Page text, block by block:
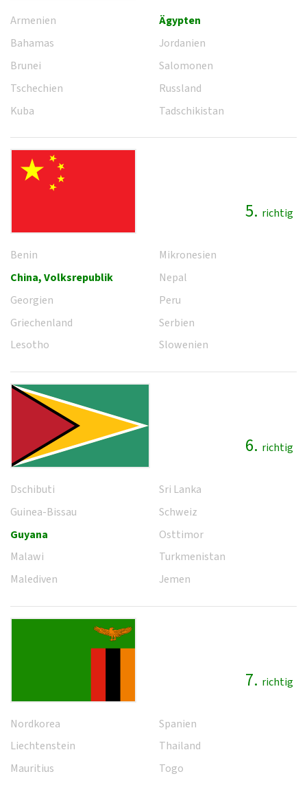
Armenien
Bahamas
Brunei
Tschechien
Kuba
Ägypten
Jordanien
Salomonen
Russland
Tadschikistan
5. richtig
Benin
China, Volksrepublik
Georgien
Griechenland
Lesotho
Mikronesien
Nepal
Peru
Serbien
Slowenien
6. richtig
Dschibuti
Guinea-Bissau
Guyana
Malawi
Malediven
Sri Lanka
Schweiz
Osttimor
Turkmenistan
Jemen
7. richtig
Nordkorea
Liechtenstein
Mauritius
Spanien
Thailand
Togo